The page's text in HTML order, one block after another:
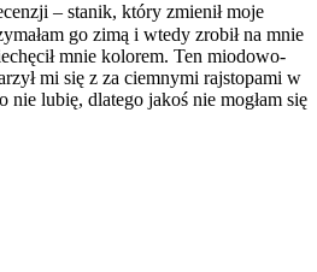
– stanik, który zmienił moje
go zimą i wtedy zrobił na mnie
mnie kolorem. Ten miodowo-
mi się z za ciemnymi rajstopami w
nie lubię, dlatego jakoś nie mogłam się